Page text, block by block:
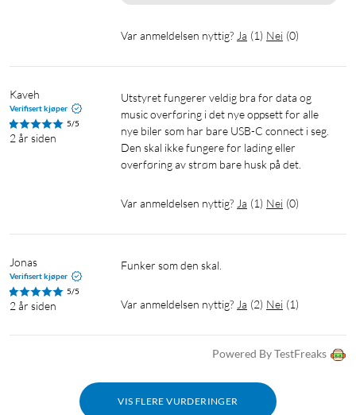
Var anmeldelsen nyttig? Ja (1) Nei (0)
Kaveh
Verifisert kjøper
5/5
2 år siden
Utstyret fungerer veldig bra for data og
music overføring i det nye oppsett for alle
nye biler som har bare USB-C connect i seg.
Den skal ikke fungere for lading eller
overføring av strøm bare husk på det.
Var anmeldelsen nyttig? Ja (1) Nei (0)
Jonas
Verifisert kjøper
5/5
2 år siden
Funker som den skal.
Var anmeldelsen nyttig? Ja (2) Nei (1)
Powered By TestFreaks
VIS FLERE VURDERINGER